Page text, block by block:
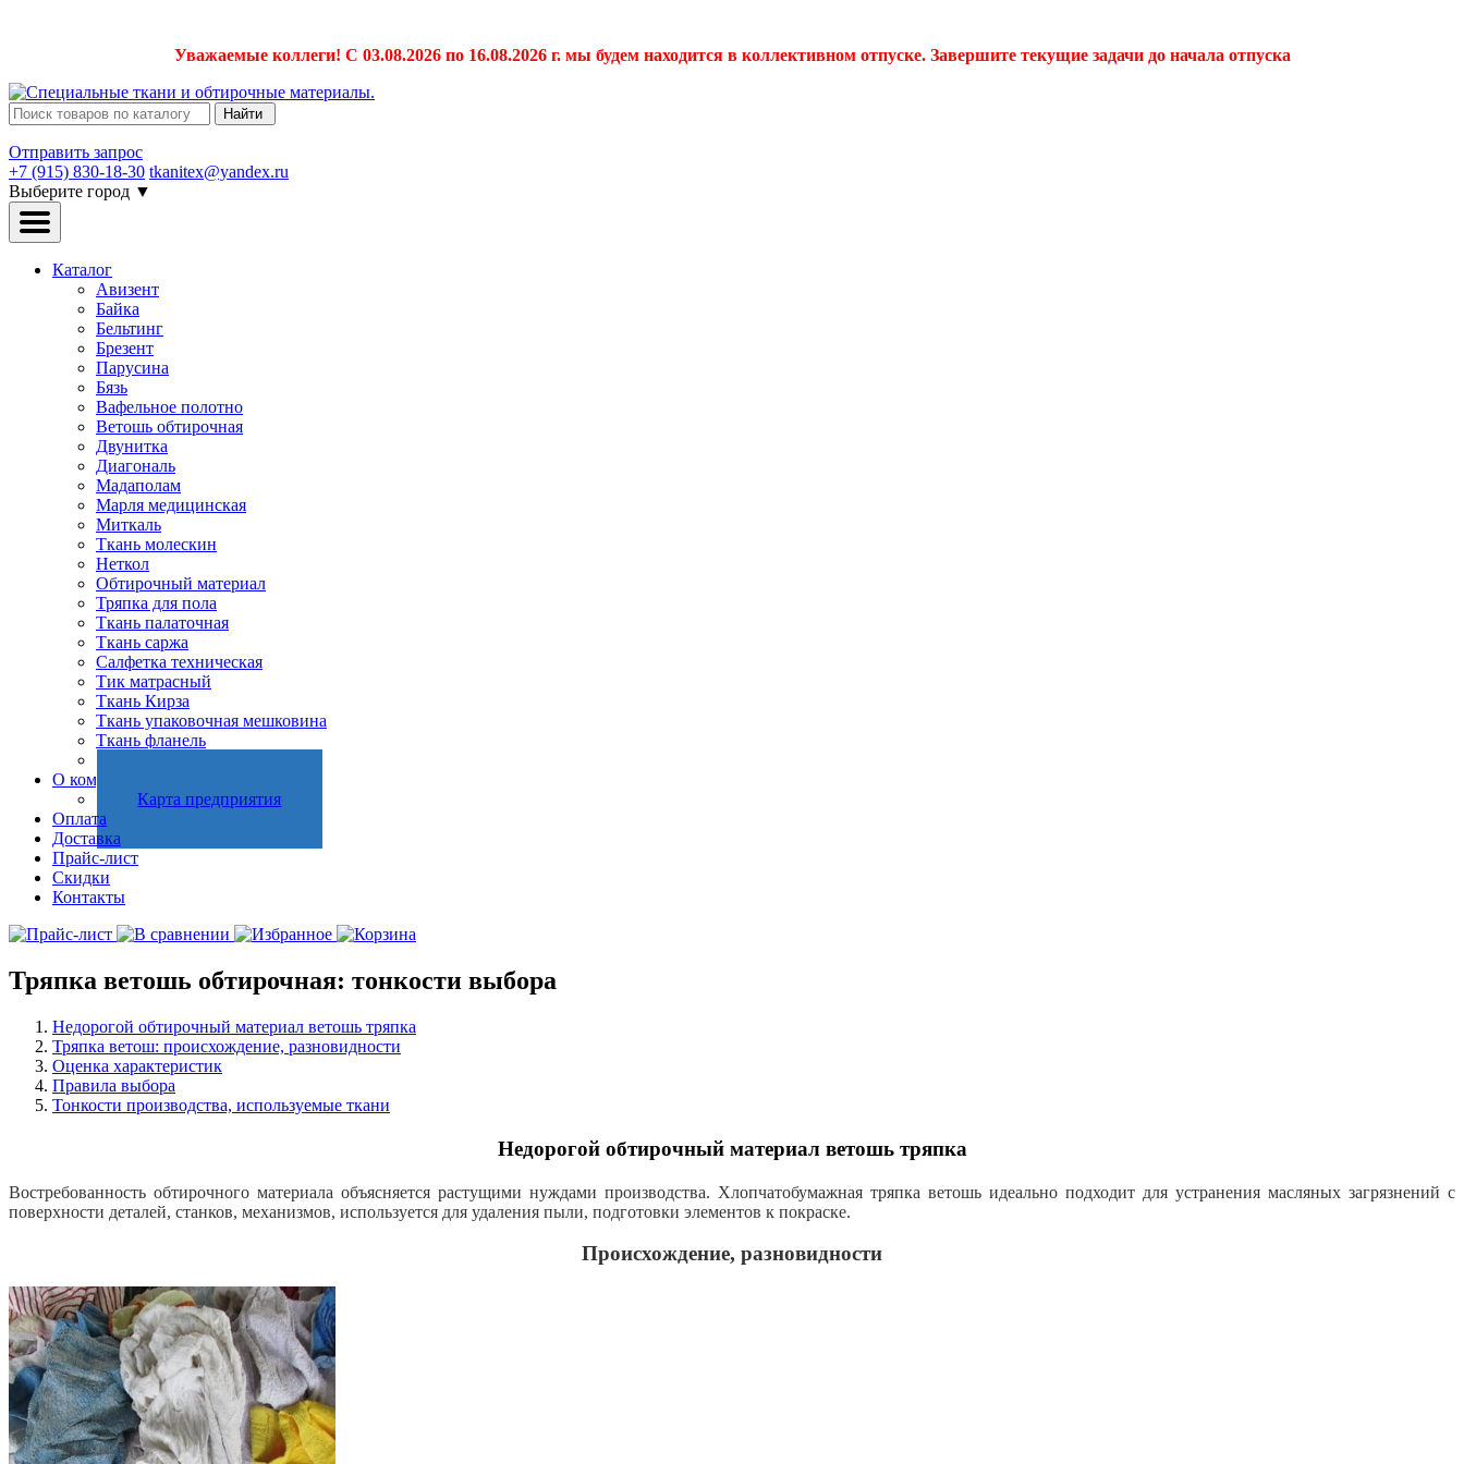
Уважаемые коллеги! С 03.08.2026 по 16.08.2026 г. мы будем находится в коллективном отпуске. Завершите текущие задачи до начала отпуска
Найти
Отправить запрос
+7 (915) 830-18-30 tkanitex@yandex.ru
Выберите город ▼
Каталог
Авизент
Байка
Бельтинг
Брезент
Парусина
Бязь
Вафельное полотно
Ветошь обтирочная
Двунитка
Диагональ
Мадаполам
Марля медицинская
Миткаль
Ткань молескин
Неткол
Обтирочный материал
Тряпка для пола
Ткань палаточная
Ткань саржа
Салфетка техническая
Тик матрасный
Ткань Кирза
Ткань упаковочная мешковина
Ткань фланель
О компании
Карта предприятия
Оплата
Доставка
Прайс-лист
Скидки
Контакты
Тряпка ветошь обтирочная: тонкости выбора
Недорогой обтирочный материал ветошь тряпка
Тряпка ветош: происхождение, разновидности
Оценка характеристик
Правила выбора
Тонкости производства, используемые ткани
Недорогой обтирочный материал ветошь тряпка
Востребованность обтирочного материала объясняется растущими нуждами производства. Хлопчатобумажная тряпка ветошь идеально подходит для устранения масляных загрязнений с
поверхности деталей, станков, механизмов, используется для удаления пыли, подготовки элементов к покраске.
Происхождение, разновидности